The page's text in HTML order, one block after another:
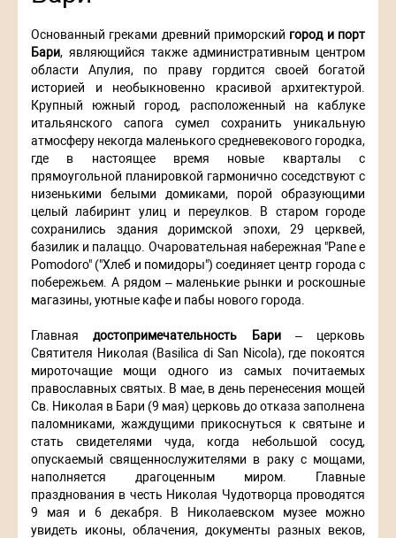
Основанный греками древний приморский город и порт
Бари, являющийся также административным центром
области Апулия, по праву гордится своей богатой
историей и необыкновенно красивой архитектурой.
Крупный южный город, расположенный на каблуке
итальянского сапога сумел сохранить уникальную
атмосферу некогда маленького средневекового городка,
где в настоящее время новые кварталы с
прямоугольной планировкой гармонично соседствуют с
низенькими белыми домиками, порой образующими
целый лабиринт улиц и переулков. В старом городе
сохранились здания доримской эпохи, 29 церквей,
базилик и палаццо. Очаровательная набережная "Pane e
Pomodoro" ("Хлеб и помидоры") соединяет центр города с
побережьем. А рядом – маленькие рынки и роскошные
магазины, уютные кафе и пабы нового города.
Главнаядостопримечательность Бари– церковь
Святителя Николая (Basilica di San Nicola), где покоятся
мироточащие мощи одного из самых почитаемых
православных святых. В мае, в день перенесения мощей
Св. Николая в Бари (9 мая) церковь до отказа заполнена
паломниками, жаждущими прикоснуться к святыне и
стать свидетелями чуда, когда небольшой сосуд,
опускаемый священнослужителями в раку с мощами,
наполняется драгоценным миром. Главные
празднования в честь Николая Чудотворца проводятся
9 мая и 6 декабря. В Николаевском музее можно
увидеть иконы, облачения, документы разных веков,